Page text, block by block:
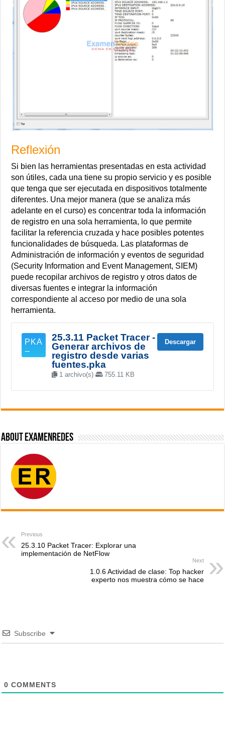
Reflexión
Si bien las herramientas presentadas en esta actividad
son útiles, cada una tiene su propio servicio y es posible
que tenga que ser ejecutada en dispositivos totalmente
diferentes. Una mejor manera (que se analiza más
adelante en el curso) es concentrar toda la información
de registro en una sola herramienta, lo que permite
facilitar la referencia cruzada y hace posibles potentes
funcionalidades de búsqueda. Las plataformas de
Administración de información y eventos de seguridad
(Security Information and Event Management, SIEM)
puede recopilar archivos de registro y otros datos de
diversas fuentes e integrar la información
correspondiente al acceso por medio de una sola
herramienta.
25.3.11 Packet Tracer -
Generar archivos de
registro desde varias
fuentes.pka
1 archivo(s) 755.11 KB
Descargar
About ExamenRedes
Previous
25.3.10 Packet Tracer: Explorar una
implementación de NetFlow
Next
1.0.6 Actividad de clase: Top hacker
experto nos muestra cómo se hace
Subscribe
0 COMMENTS